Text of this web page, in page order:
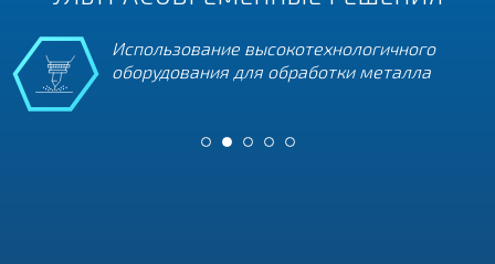
Использование высокотехнологичного
оборудования для обработки металла